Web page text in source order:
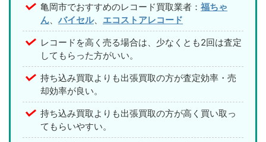
亀岡市でおすすめのレコード買取業者： 福ちゃ
ん
バイセル、 エコストアレコード
レコードを高く売る場合は、少なくとも2回は査定
してもらった方がいい。
持ち込み買取よりも出張買取の方が査定効率・売
却効率が良い。
持ち込み買取よりも出張買取の方が高く買い取っ
てもらいやすい。